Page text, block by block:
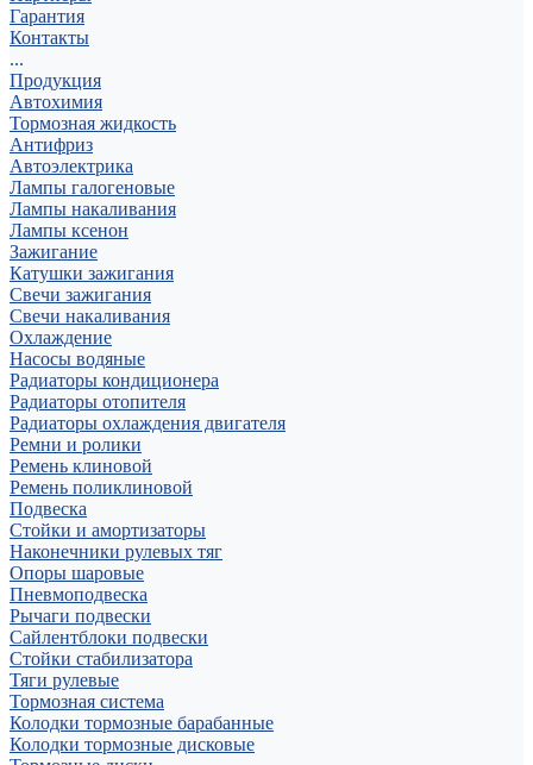
Гарантия
Контакты
...
Продукция
Автохимия
Тормозная жидкость
Антифриз
Автоэлектрика
Лампы галогеновые
Лампы накаливания
Лампы ксенон
Зажигание
Катушки зажигания
Свечи зажигания
Свечи накаливания
Охлаждение
Насосы водяные
Радиаторы кондиционера
Радиаторы отопителя
Радиаторы охлаждения двигателя
Ремни и ролики
Ремень клиновой
Ремень поликлиновой
Подвеска
Стойки и амортизаторы
Наконечники рулевых тяг
Опоры шаровые
Пневмоподвеска
Рычаги подвески
Сайлентблоки подвески
Стойки стабилизатора
Тяги рулевые
Тормозная система
Колодки тормозные барабанные
Колодки тормозные дисковые